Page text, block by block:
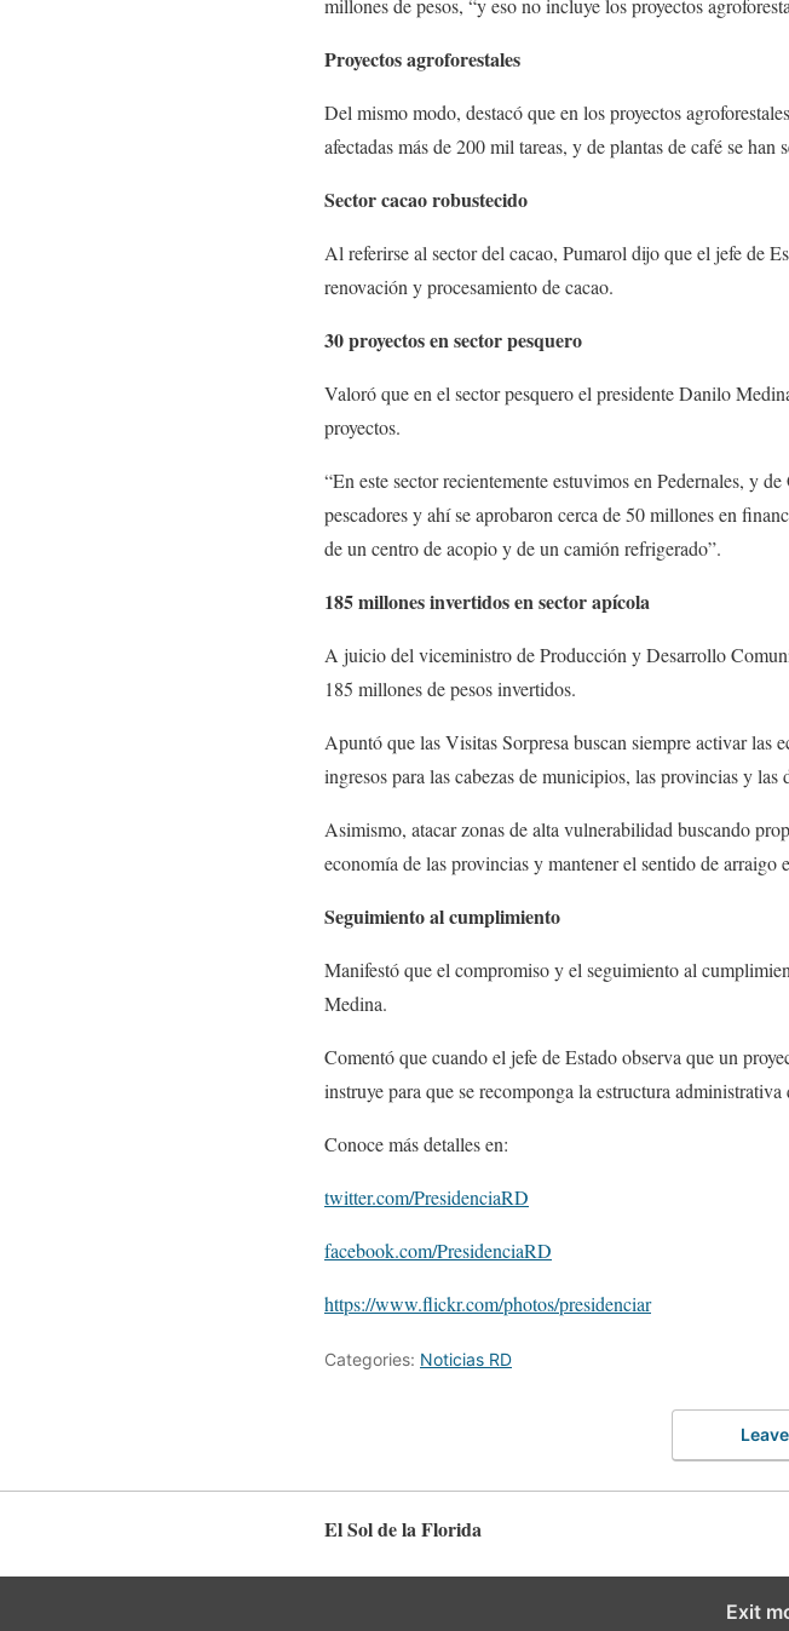
millones de pesos, “y eso no incluye los proyectos
Proyectos agroforestales
Del mismo modo, destacó que en los proyectos
afectadas más de 200 mil tareas, y de plantas de café se han
Sector cacao robustecido
Al referirse al sector del cacao, Pumarol dijo que el jefe de
renovación y procesamiento de cacao.
30 proyectos en sector pesquero
Valoró que en el sector pesquero el presidente Danilo
proyectos.
“En este sector recientemente estuvimos en Pedernales, y
pescadores y ahí se aprobaron cerca de 50 millones en
de un centro de acopio y de un camión refrigerado”.
185 millones invertidos en sector apícola
A juicio del viceministro de Producción y Desarrollo
185 millones de pesos invertidos.
Apuntó que las Visitas Sorpresa buscan siempre activar las
ingresos para las cabezas de municipios, las provincias y las
Asimismo, atacar zonas de alta vulnerabilidad buscando
economía de las provincias y mantener el sentido de arraigo
Seguimiento al cumplimiento
Manifestó que el compromiso y el seguimiento al
Medina.
Comentó que cuando el jefe de Estado observa que un
instruye para que se recomponga la estructura
Conoce más detalles en:
twitter.com/PresidenciaRD
facebook.com/PresidenciaRD
https://www.flickr.com/photos/presidenciar
Categories: Noticias RD
El Sol de la Florida
Exit